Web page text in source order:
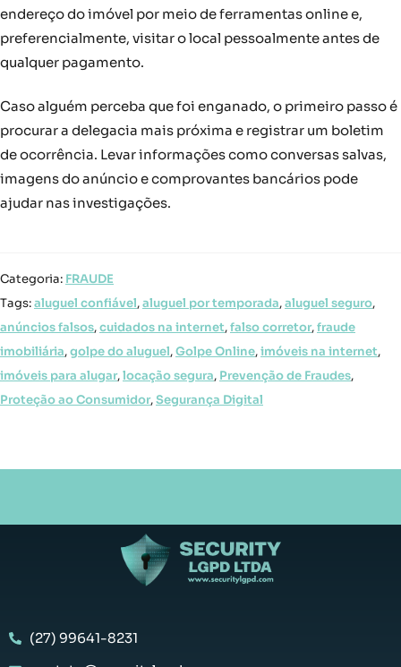
endereço do imóvel por meio de ferramentas online e,
preferencialmente, visitar o local pessoalmente antes de
qualquer pagamento.
Caso alguém perceba que foi enganado, o primeiro passo é
procurar a delegacia mais próxima e registrar um boletim
de ocorrência. Levar informações como conversas salvas,
imagens do anúncio e comprovantes bancários pode
ajudar nas investigações.
Categoria: FRAUDE
Tags:aluguel confiável,aluguel por temporada,aluguel seguro,
anúncios falsos,cuidados na internet,falso corretor,fraude
imobiliária,golpe do aluguel,Golpe Online,imóveis na internet,
imóveis para alugar,locação segura, Prevenção de Fraudes,
Proteção ao Consumidor,Segurança Digital
(27) 99641-8231